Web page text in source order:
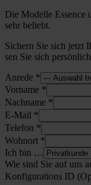
Die Model­le Essence
sehr beliebt.
Sichern Sie sich jetzt
sen Sie sich
Anre­de *
Vor­na­me *
Nach­na­me *
E‑Mail *
Tele­fon *
Wohn­ort *
Ich bin …
Wie sind Sie auf uns
Kon­fi­gu­ra­ti­ons ID